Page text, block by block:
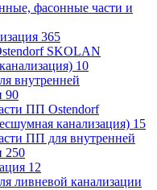
фасонные части и
365
SKOLAN
10
внутренней
90
ПП Ostendorf
канализация) 15
ПП для внутренней
250
12
ливневой канализации